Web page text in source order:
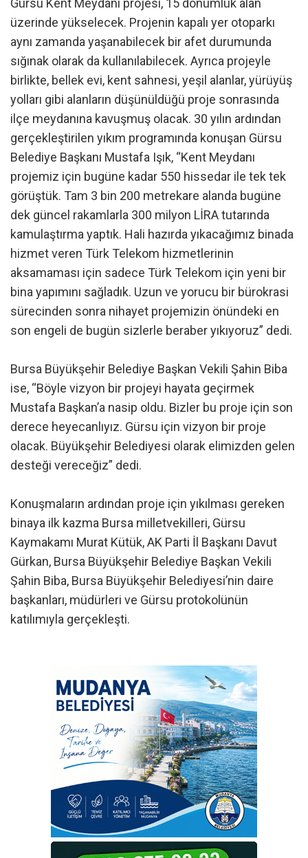
üzerinde yükselecek. Projenin kapalı yer otoparkı
aynı zamanda yaşanabilecek bir afet durumunda
sığınak olarak da kullanılabilecek. Ayrıca projeyle
birlikte, bellek evi, kent sahnesi, yeşil alanlar, yürüyüş
yolları gibi alanların düşünüldüğü proje sonrasında
ilçe meydanına kavuşmuş olacak. 30 yılın ardından
gerçekleştirilen yıkım programında konuşan Gürsu
Belediye Başkanı Mustafa Işık, “Kent Meydanı
projemiz için bugüne kadar 550 hissedar ile tek tek
görüştük. Tam 3 bin 200 metrekare alanda bugüne
dek güncel rakamlarla 300 milyon LİRA tutarında
kamulaştırma yaptık. Hali hazırda yıkacağımız binada
hizmet veren Türk Telekom hizmetlerinin
aksamaması için sadece Türk Telekom için yeni bir
bina yapımını sağladık. Uzun ve yorucu bir bürokrasi
sürecinden sonra nihayet projemizin önündeki en
son engeli de bugün sizlerle beraber yıkıyoruz” dedi.
Bursa Büyükşehir Belediye Başkan Vekili Şahin Biba
ise, “Böyle vizyon bir projeyi hayata geçirmek
Mustafa Başkan’a nasip oldu. Bizler bu proje için son
derece heyecanlıyız. Gürsu için vizyon bir proje
olacak. Büyükşehir Belediyesi olarak elimizden gelen
desteği vereceğiz” dedi.
Konuşmaların ardından proje için yıkılması gereken
binaya ilk kazma Bursa milletvekilleri, Gürsu
Kaymakamı Murat Kütük, AK Parti İl Başkanı Davut
Gürkan, Bursa Büyükşehir Belediye Başkan Vekili
Şahin Biba, Bursa Büyükşehir Belediyesi’nin daire
başkanları, müdürleri ve Gürsu protokolünün
katılımıyla gerçekleşti.